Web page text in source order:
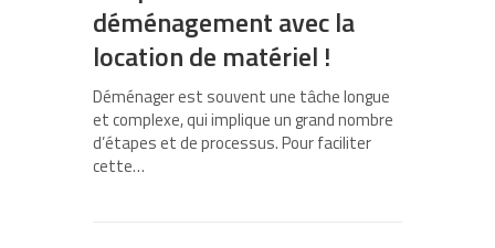
déménagement avec la
location de matériel !
Déménager est souvent une tâche longue
et complexe, qui implique un grand nombre
d’étapes et de processus. Pour faciliter
cette…